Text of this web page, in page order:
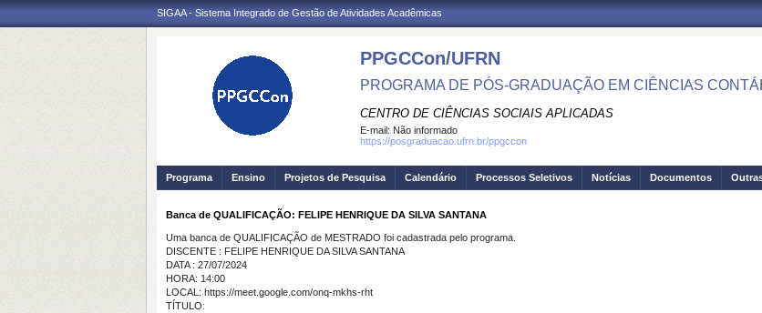
SIGAA - Sistema Integrado de Gestão de Atividades Acadêmicas
PPGCCon/UFRN
PROGRAMA DE PÓS-GRADUAÇÃO EM CIÊNCIAS
CENTRO DE CIÊNCIAS SOCIAIS APLICADAS
E-mail: Não informado
https://posgraduacao.ufrn.br/ppgccon
Programa Ensino Projetos de Pesquisa Calendário Processos Seletivos Notícias Documentos
Banca de QUALIFICAÇÃO: FELIPE HENRIQUE DA SILVA SANTANA
Uma banca de QUALIFICAÇÃO de MESTRADO foi cadastrada pelo programa.
DISCENTE : FELIPE HENRIQUE DA SILVA SANTANA
DATA : 27/07/2024
HORA: 14:00
LOCAL: https://meet.google.com/onq-mkhs-rht
TÍTULO: